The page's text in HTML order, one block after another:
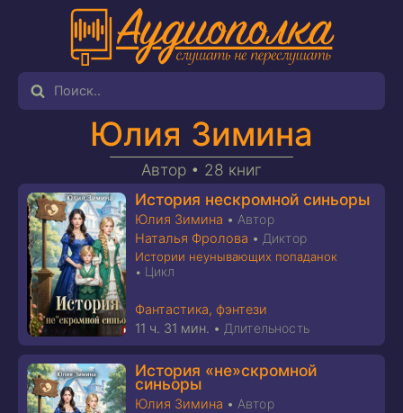
Юлия Зимина
Автор • 28 книг
История нескромной синьоры
Юлия Зимина • Автор
Наталья Фролова • Диктор
Истории неунывающих попаданок
• Цикл
Фантастика, фэнтези
11 ч. 31 мин. • Длительность
История «не»скромной
синьоры
Юлия Зимина • Автор